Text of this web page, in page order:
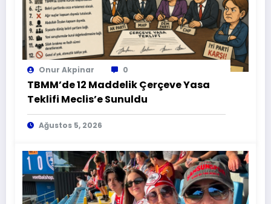
Onur Akpinar 0
TBMM’de 12 Maddelik Çerçeve Yasa
Teklifi Meclis’e Sunuldu
Ağustos 5, 2026